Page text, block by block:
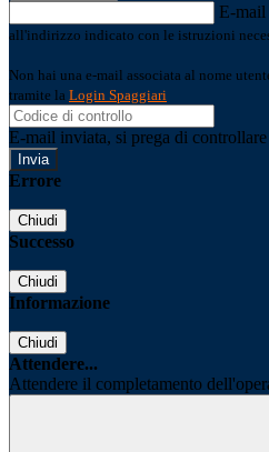
E-mail
all'indirizzo indicato con le istruzioni
Non hai una e-mail associata al nome
tramite la Login Spaggiari
E-mail inviata, si prega di
Errore
Chiudi
Successo
Chiudi
Informazione
Chiudi
Attendere...
Attendere il completamento